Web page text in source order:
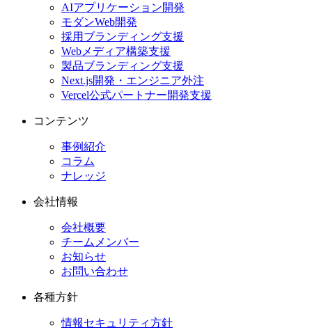
AIアプリケーション開発
モダンWeb開発
採用ブランディング支援
Webメディア構築支援
製品ブランディング支援
Next.js開発・エンジニア外注
Vercel公式パートナー開発支援
コンテンツ
事例紹介
コラム
ナレッジ
会社情報
会社概要
チームメンバー
お知らせ
お問い合わせ
各種方針
情報セキュリティ方針